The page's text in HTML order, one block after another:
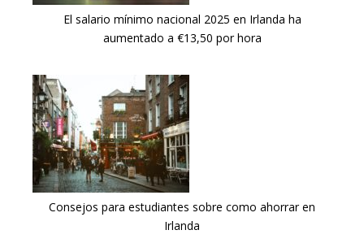
El salario mínimo nacional 2025 en Irlanda ha
aumentado a €13,50 por hora
Consejos para estudiantes sobre como ahorrar en
Irlanda